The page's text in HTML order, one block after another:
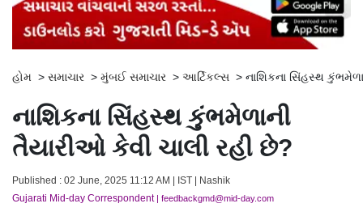
હોમ > સમાચાર > મુંબઈ સમાચાર > આર્ટિકલ્સ > નાશિકના સિંહસ્થ
નાશિકના સિંહસ્થ કુંભમેળાની
તૈયારીઓ કેવી ચાલી રહી છે?
Published : 02 June, 2025 11:12 AM | IST | Nashik
Gujarati Mid-day Correspondent| feedbackgmd@mid-day.com